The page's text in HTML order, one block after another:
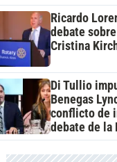
Ricardo
debate
Cristina
Di Tullio
Benegas
conflicto de
debate de la